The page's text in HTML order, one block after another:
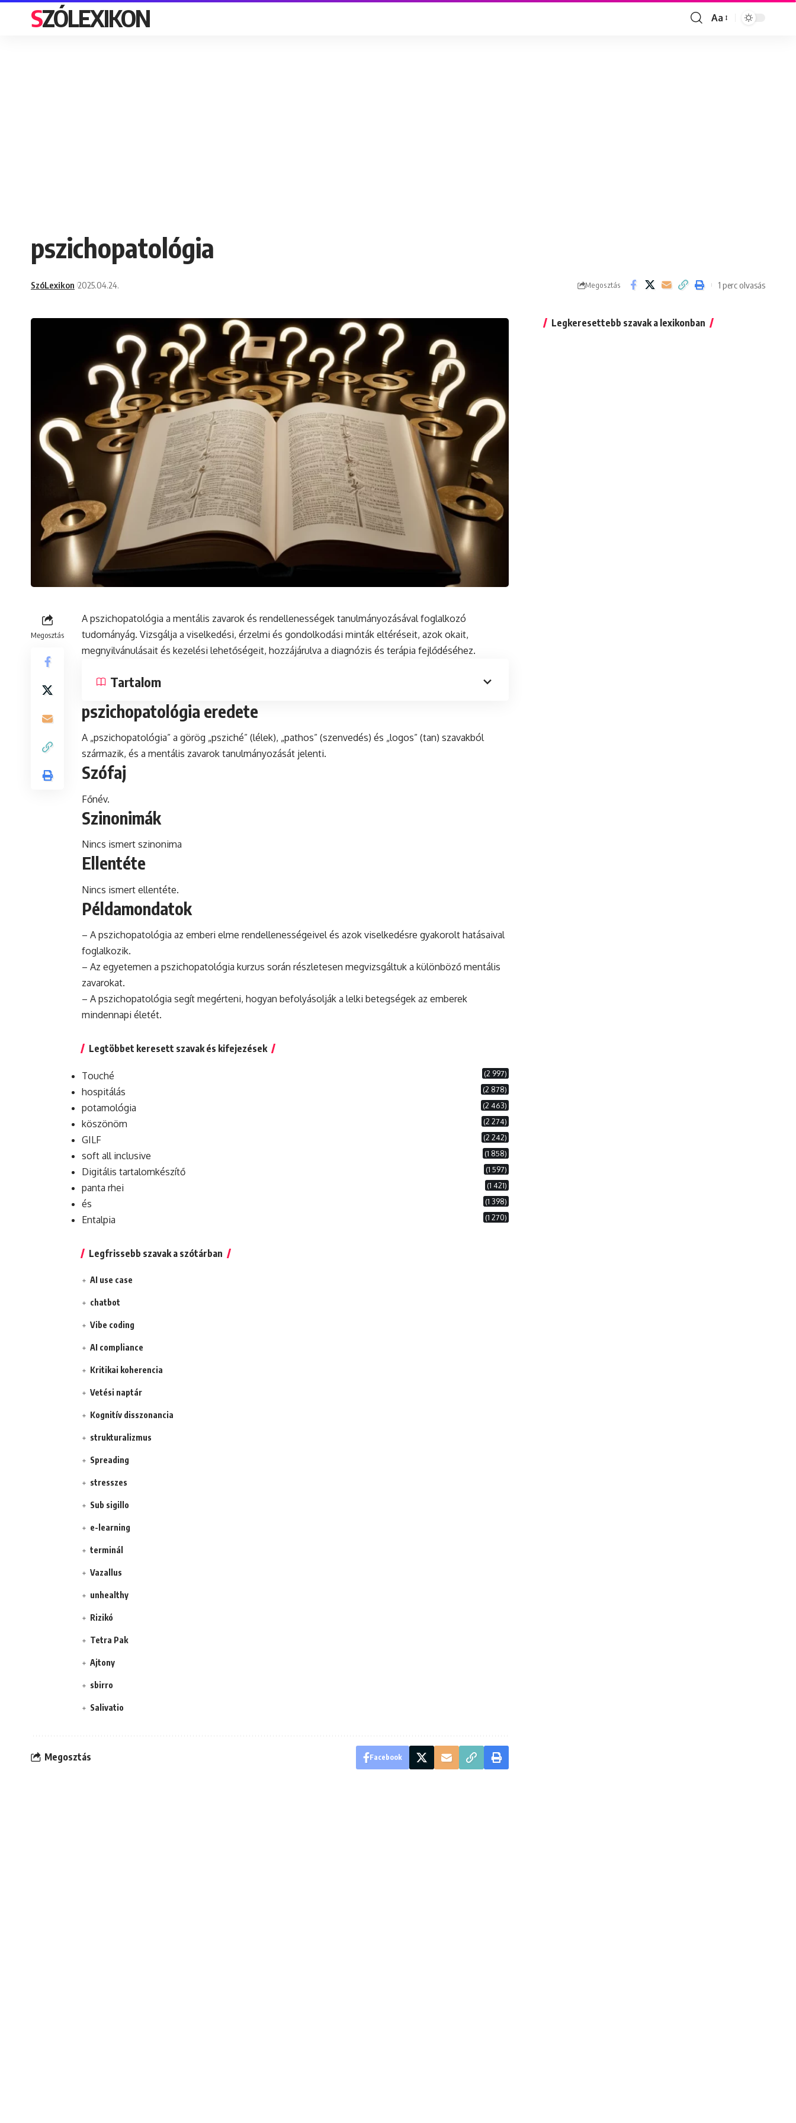
SZÓLEXIKON
Font
Aa
pszichopatológia
SzóLexikon 2025.04.24. Megosztás 1 perc olvasás
Megosztás
A pszichopatológia a mentális zavarok és rendellenességek tanulmányozásával foglalkozó
tudományág. Vizsgálja a viselkedési, érzelmi és gondolkodási minták eltéréseit, azok okait,
megnyilvánulásait és kezelési lehetőségeit, hozzájárulva a diagnózis és terápia fejlődéséhez.
Tartalom
pszichopatológia eredete
A „pszichopatológia” a görög „psziché” (lélek), „pathos” (szenvedés) és „logos” (tan) szavakból
származik, és a mentális zavarok tanulmányozását jelenti.
Szófaj
Főnév.
Szinonimák
Nincs ismert szinonima
Ellentéte
Nincs ismert ellentéte.
Példamondatok
– A pszichopatológia az emberi elme rendellenességeivel és azok viselkedésre gyakorolt hatásaival
foglalkozik.
– Az egyetemen a pszichopatológia kurzus során részletesen megvizsgáltuk a különböző mentális
zavarokat.
– A pszichopatológia segít megérteni, hogyan befolyásolják a lelki betegségek az emberek
mindennapi életét.
Legtöbbet keresett szavak és kifejezések
Touché (2 997)
hospitálás (2 878)
potamológia (2 463)
köszönöm (2 274)
GILF (2 242)
soft all inclusive (1 858)
Digitális tartalomkészítő (1 597)
panta rhei (1 421)
és (1 398)
Entalpia (1 270)
Legfrissebb szavak a szótárban
AI use case
chatbot
Vibe coding
AI compliance
Kritikai koherencia
Vetési naptár
Kognitív disszonancia
strukturalizmus
Spreading
stresszes
Sub sigillo
e-learning
terminál
Vazallus
unhealthy
Rizikó
Tetra Pak
Ajtony
sbirro
Salivatio
Megosztás Facebook
Legkeresettebb szavak a lexikonban